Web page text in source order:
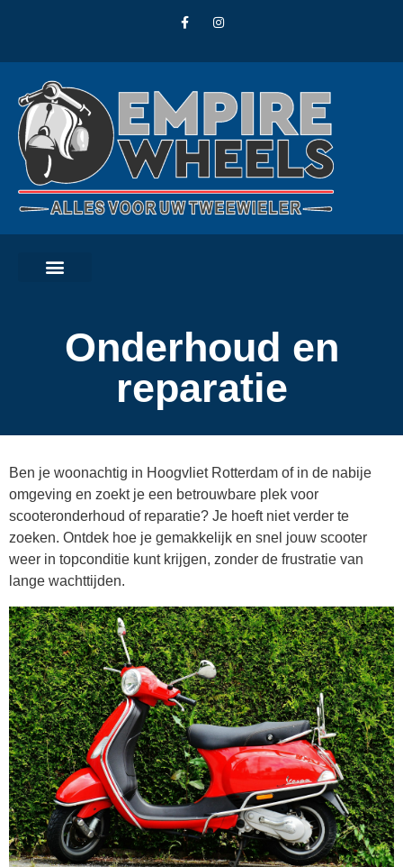
Onderhoud en
reparatie
Ben je woonachtig in Hoogvliet Rotterdam of in de nabije
omgeving en zoekt je een betrouwbare plek voor
scooteronderhoud of reparatie? Je hoeft niet verder te
zoeken. Ontdek hoe je gemakkelijk en snel jouw scooter
weer in topconditie kunt krijgen, zonder de frustratie van
lange wachttijden.